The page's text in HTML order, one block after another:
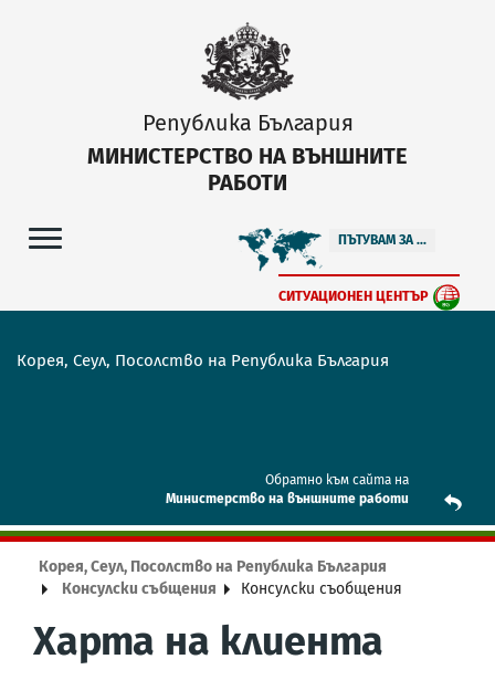
Република България
МИНИСТЕРСТВО НА ВЪНШНИТЕ
РАБОТИ
ПЪТУВАМ ЗА ...
СИТУАЦИОНЕН ЦЕНТЪР
Корея, Сеул, Посолство на Република България
Обратно към сайта на
Mинистерство на външните работи
Корея, Сеул, Посолство на Република България
Консулски събщения
Консулски съобщения
Харта на клиента